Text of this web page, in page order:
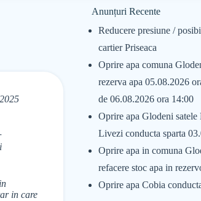
in care
Anunțuri Recente
Reducere presiune /
cartier Priseaca
Oprire apa comuna
rezerva apa 05.08.2026
de 06.08.2026 ora 14:00
Oprire apa Glodeni
Livezi conducta sparta
Oprire apa in comuna
refacere stoc apa in
Oprire apa Cobia